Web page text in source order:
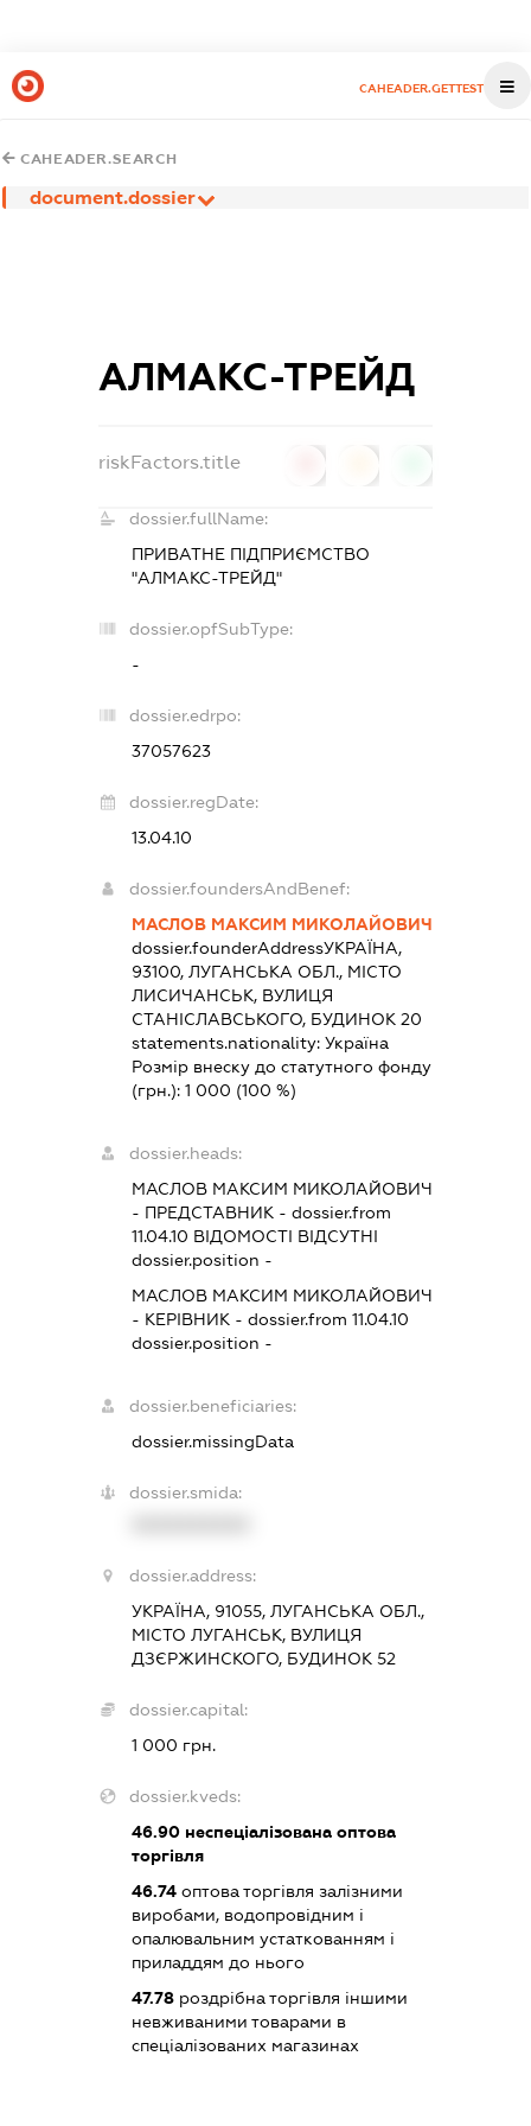
CAHEADER.GETTEST
CAHEADER.SEARCH
document.dossier
АЛМАКС-ТРЕЙД
riskFactors.title
dossier.fullName:
ПРИВАТНЕ ПІДПРИЄМСТВО
"АЛМАКС-ТРЕЙД"
dossier.opfSubType:
-
dossier.edrpo:
37057623
dossier.regDate:
13.04.10
dossier.foundersAndBenef:
МАСЛОВ МАКСИМ МИКОЛАЙОВИЧ
dossier.founderAddressУКРАЇНА,
93100, ЛУГАНСЬКА ОБЛ., МІСТО
ЛИСИЧАНСЬК, ВУЛИЦЯ
СТАНІСЛАВСЬКОГО, БУДИНОК 20
statements.nationality: Україна
Розмір внеску до статутного фонду
(грн.): 1 000 (100 %)
dossier.heads:
МАСЛОВ МАКСИМ МИКОЛАЙОВИЧ
- ПРЕДСТАВНИК - dossier.from
11.04.10 ВІДОМОСТІ ВІДСУТНІ
dossier.position -
МАСЛОВ МАКСИМ МИКОЛАЙОВИЧ
- КЕРІВНИК - dossier.from 11.04.10
dossier.position -
dossier.beneficiaries:
dossier.missingData
dossier.smida:
dossier.address:
УКРАЇНА, 91055, ЛУГАНСЬКА ОБЛ.,
МІСТО ЛУГАНСЬК, ВУЛИЦЯ
ДЗЄРЖИНСКОГО, БУДИНОК 52
dossier.capital:
1 000 грн.
dossier.kveds:
46.90неспеціалізована оптова
торгівля
46.74оптова торгівля залізними
виробами, водопровідним і
опалювальним устаткованням і
приладдям до нього
47.78роздрібна торгівля іншими
невживаними товарами в
спеціалізованих магазинах